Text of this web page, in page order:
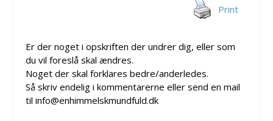
Print
Er der noget i opskriften der undrer dig, eller som
du vil foreslå skal ændres.
Noget der skal forklares bedre/anderledes.
Så skriv endelig i kommentarerne eller send en mail
til info@enhimmelskmundfuld.dk